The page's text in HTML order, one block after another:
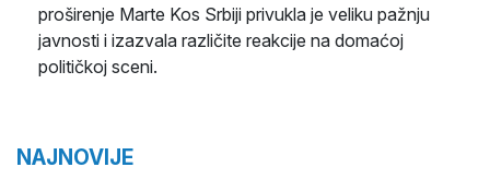
proširenje Marte Kos Srbiji privukla je veliku pažnju
javnosti i izazvala različite reakcije na domaćoj
političkoj sceni.
NAJNOVIJE